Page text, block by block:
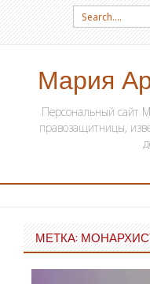
Search for:
Мария
Персональный сайт
правозащитницы,
SKIP TO CONTENT
МЕТКА: